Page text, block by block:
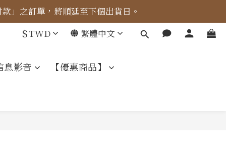
計算。
」之訂單，將順延至下個出貨日。
算。
$TWD 繁體中文
息影音 【優惠商品】